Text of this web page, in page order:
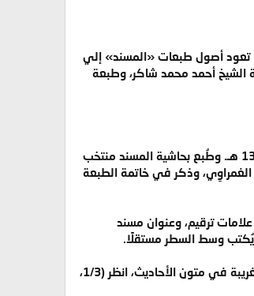
تعود أصول طبعات «المسند» إلي
الشيخ أحمد محمد شاكر، وطبعة
نسخةٌ كاملةٌ في الجملة، صدرتْ عن المطبعةِ الميمنية بمصر المحروسة، قريبًا من الجامع الأزهر، إدارة أحمد البابي الحلبي، سنة 1313 هـ. وطُبع بحاشية المسند منتخب
وذكر في خاتمة الطبعة
ترقيم، وعنوان مسند
وسط السطر مستقلًا.
بها هوامشٌ قليلةٌ، بعضُها معزوٌ إلى هامش المخطوطة، وبعضُها مشارٌ به إلى ما وُجد في نسختين، وبعضُها لتفسير بعض الألفاظ الغريبة في متون الأحاديث، انظر (1/3،